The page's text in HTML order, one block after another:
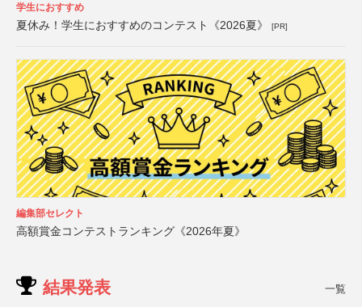
学生におすすめ
夏休み！学生におすすめのコンテスト《2026夏》 [PR]
編集部セレクト
高額賞金コンテストランキング《2026年夏》
結果発表 一覧